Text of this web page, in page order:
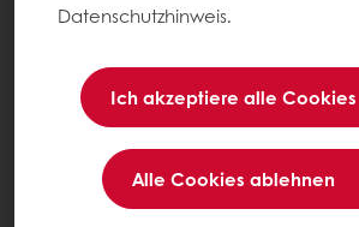
Datenschutzhinweis.
Ich akzeptiere alle Cookies
Alle Cookies ablehnen
AGB für Veranstaltungen
Datenschutz
Cookie-Einstellungen